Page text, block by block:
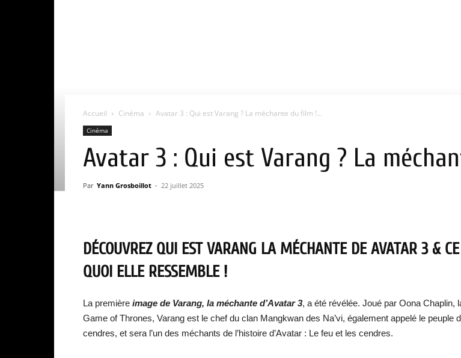
Accueil Cinéma Avatar 3 : Qui est Varang ? La méchante du film !...
Cinéma
Avatar 3 : Qui est Varang ? La
Par Yann Grosboillot - 22 juillet 2025
DÉCOUVREZ QUI EST VARANG LA MÉCHANTE DE AVATAR 3 &
QUOI ELLE RESSEMBLE !
La première image de Varang, la méchante d’Avatar 3, a été révélée. Joué par Oona Chaplin,
Game of Thrones, Varang est le chef du clan Mangkwan des Na’vi, également appelé le peuple
cendres, et sera l’un des méchants de l’histoire d’Avatar : Le feu et les cendres.